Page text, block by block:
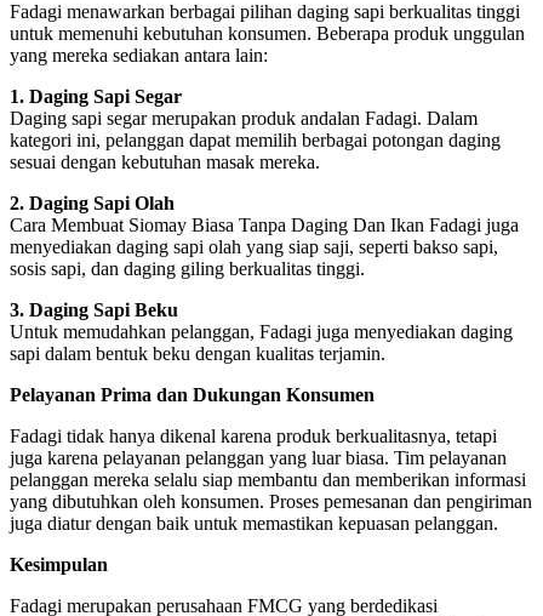
Fadagi menawarkan berbagai pilihan daging sapi berkualitas tinggi
untuk memenuhi kebutuhan konsumen. Beberapa produk unggulan
yang mereka sediakan antara lain:
1. Daging Sapi Segar
Daging sapi segar merupakan produk andalan Fadagi. Dalam
kategori ini, pelanggan dapat memilih berbagai potongan daging
sesuai dengan kebutuhan masak mereka.
2. Daging Sapi Olah
Cara Membuat Siomay Biasa Tanpa Daging Dan Ikan Fadagi juga
menyediakan daging sapi olah yang siap saji, seperti bakso sapi,
sosis sapi, dan daging giling berkualitas tinggi.
3. Daging Sapi Beku
Untuk memudahkan pelanggan, Fadagi juga menyediakan daging
sapi dalam bentuk beku dengan kualitas terjamin.
Pelayanan Prima dan Dukungan Konsumen
Fadagi tidak hanya dikenal karena produk berkualitasnya, tetapi
juga karena pelayanan pelanggan yang luar biasa. Tim pelayanan
pelanggan mereka selalu siap membantu dan memberikan informasi
yang dibutuhkan oleh konsumen. Proses pemesanan dan pengiriman
juga diatur dengan baik untuk memastikan kepuasan pelanggan.
Kesimpulan
Fadagi merupakan perusahaan FMCG yang berdedikasi